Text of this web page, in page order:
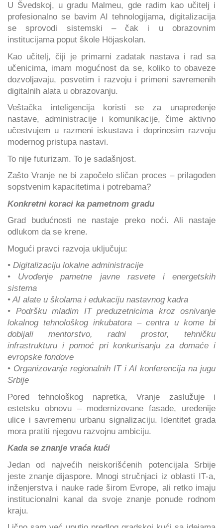
U Švedskoj, u gradu Malmeu, gde radim kao učitelj i
profesionalno se bavim AI tehnologijama, digitalizacija
se sprovodi sistemski – čak i u obrazovnim
institucijama poput škole Höjaskolan.
Kao učitelj, čiji je primarni zadatak nastava i rad sa
učenicima, imam mogućnost da se, koliko to obaveze
dozvoljavaju, posvetim i razvoju i primeni savremenih
digitalnih alata u obrazovanju.
Veštačka inteligencija koristi se za unapređenje
nastave, administracije i komunikacije, čime aktivno
učestvujem u razmeni iskustava i doprinosim razvoju
modernog pristupa nastavi.
To nije futurizam. To je sadašnjost.
Zašto Vranje ne bi započelo sličan proces – prilagođen
sopstvenim kapacitetima i potrebama?
Konkretni koraci ka pametnom gradu
Grad budućnosti ne nastaje preko noći. Ali nastaje
odlukom da se krene.
Mogući pravci razvoja uključuju:
• Digitalizaciju lokalne administracije
• Uvođenje pametne javne rasvete i energetskih
sistema
• AI alate u školama i edukaciju nastavnog kadra
• Podršku mladim IT preduzetnicima kroz osnivanje
lokalnog tehnološkog inkubatora – centra u kome bi
dobijali mentorstvo, radni prostor, tehničku
infrastrukturu i pomoć pri konkurisanju za domaće i
evropske fondove
• Organizovanje regionalnih IT i AI konferencija na jugu
Srbije
Pored tehnološkog napretka, Vranje zaslužuje i
estetsku obnovu – modernizovane fasade, uređenije
ulice i savremenu urbanu signalizaciju. Identitet grada
mora pratiti njegovu razvojnu ambiciju.
Kada se znanje vraća kući
Jedan od najvećih neiskorišćenih potencijala Srbije
jeste znanje dijaspore. Mnogi stručnjaci iz oblasti IT-a,
inženjerstva i nauke rade širom Evrope, ali retko imaju
institucionalni kanal da svoje znanje ponude rodnom
kraju.